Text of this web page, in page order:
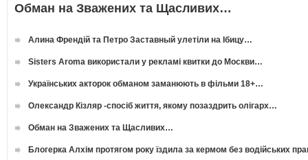
Обман на Зважених та Щасливих…
Алина Френдій та Петро Заставный улетіли на Ібицу…
Sisters Aroma використали у рекламі квитки до Москви…
Українських акторок обманом заманюють в фільми 18+…
Олександр Кізляр -спосіб життя, якому позаздрить олігарх…
Обман на Зважених та Щасливих…
Блогерка Алхім протягом року їздила за кермом без водійських